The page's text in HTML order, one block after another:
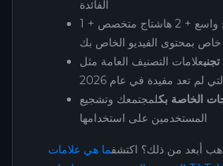
الفائدة
: 1 هاشتاج واسع + 2 هاشتاج متخصص + 1
خاص بمحتوى الفيديو الخاص بك
تجنبعلامات التصنيف العامة مثل #fyp أو #portoi
لم تعد مفيدة في عام 2026
الخاصة بكلمجتمعك وتشجيع
المستخدمين على استخدامها
أبعد من ذلك؟ اكتشفما هي علامات